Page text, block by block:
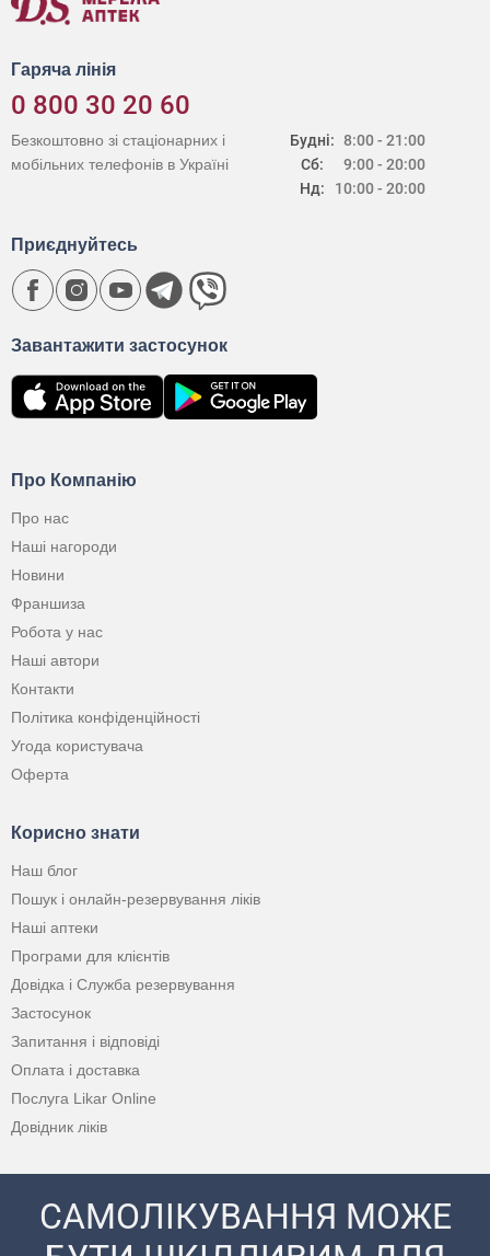
Гаряча лінія
0 800 30 20 60
Будні:
Сб:
Нд:
8:00 - 21:00
9:00 - 20:00
10:00 - 20:00
Безкоштовно зі стаціонарних і
мобільних телефонів в Україні
Про Компанію
Про нас
Наші нагороди
Новини
Франшиза
Робота у нас
Наші автори
Контакти
Політика конфіденційності
Угода користувача
Оферта
Корисно знати
Наш блог
Пошук і онлайн-резервування ліків
Наші аптеки
Програми для клієнтів
Довідка і Служба резервування
Застосунок
Запитання і відповіді
Оплата і доставка
Послуга Likar Online
Довідник ліків
Завантажити застосунок
Приєднуйтесь
САМОЛІКУВАННЯ МОЖЕ